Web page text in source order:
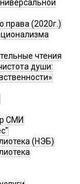
права (2020г.)
чтения
души:
СМИ
(НЭБ)